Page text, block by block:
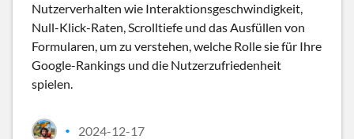
Nutzerverhalten wie Interaktionsgeschwindigkeit,
Null-Klick-Raten, Scrolltiefe und das Ausfüllen von
Formularen, um zu verstehen, welche Rolle sie für Ihre
Google-Rankings und die Nutzerzufriedenheit
spielen.
• 2024-12-17